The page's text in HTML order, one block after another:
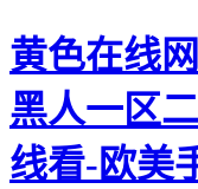
黄色在线
黑人一区
线看-欧美